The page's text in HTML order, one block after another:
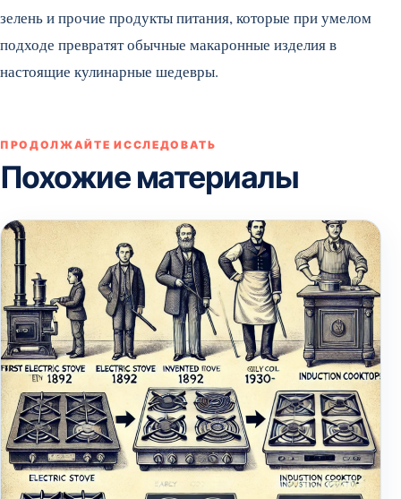
зелень и прочие продукты питания, которые при умелом
подходе превратят обычные макаронные изделия в
настоящие кулинарные шедевры.
ПРОДОЛЖАЙТЕ ИССЛЕДОВАТЬ
Похожие материалы